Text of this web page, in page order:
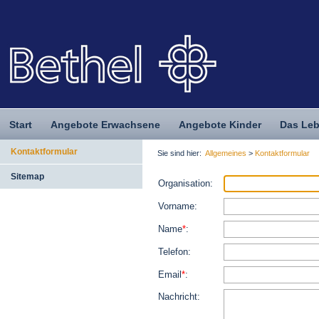
Start Angebote Erwachsene Angebote Kinder Das
Kontaktformular
Sitemap
Sie sind hier: Allgemeines > Kontaktformular
Organisation:
Vorname:
Name*:
Telefon:
Email *:
Nachricht: